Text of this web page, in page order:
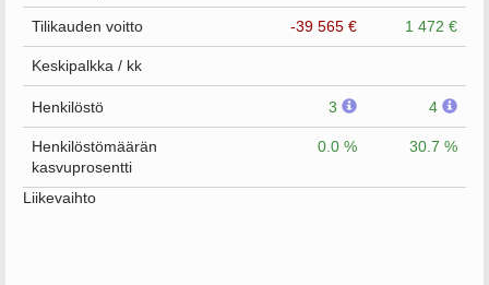
Tilikauden voitto -39 565 € 1 472 €
Keskipalkka / kk
Henkilöstö 3 4
Henkilöstömäärän
kasvuprosentti
0.0 % 30.7 %
Liikevaihto